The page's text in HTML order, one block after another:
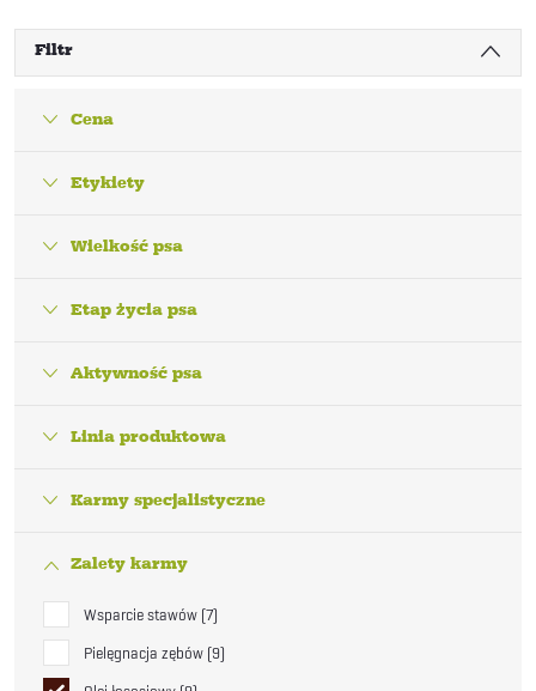
Filtr
Cena
Etykiety
Wielkość psa
Etap życia psa
Aktywność psa
Linia produktowa
Karmy specjalistyczne
Zalety karmy
Wsparcie stawów 7
Pielęgnacja zębów 9